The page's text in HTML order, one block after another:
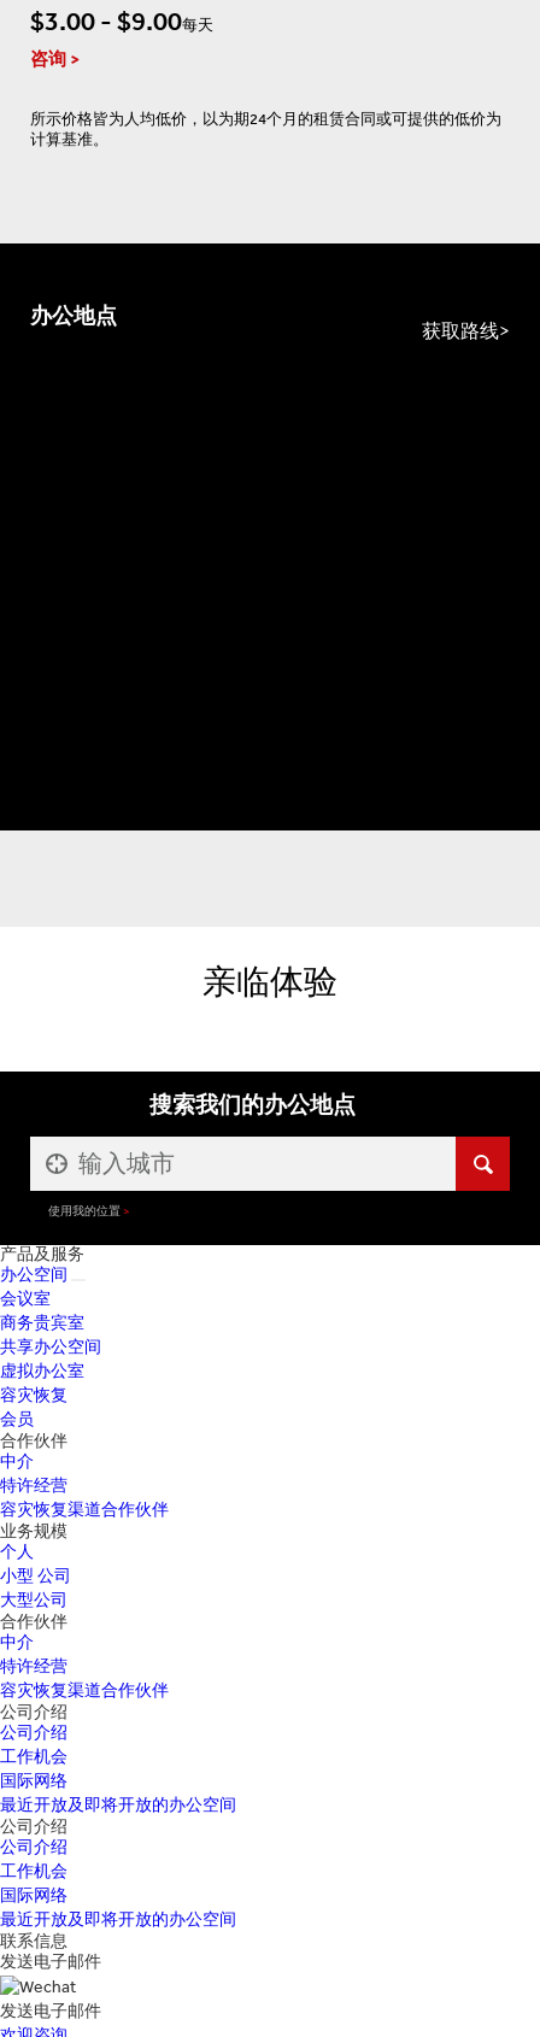
$3.00 - $9.00每天
咨询
所示价格皆为人均低价，以为期24个月的租赁合同或可提供的低价为
计算基准。
办公地点
获取路线
亲临体验
搜索我们的办公地点
使用我的位置
产品及服务
办公空间
会议室
商务贵宾室
共享办公空间
虚拟办公室
容灾恢复
会员
合作伙伴
中介
特许经营
容灾恢复渠道合作伙伴
业务规模
个人
小型 公司
大型公司
合作伙伴
中介
特许经营
容灾恢复渠道合作伙伴
公司介绍
公司介绍
工作机会
国际网络
最近开放及即将开放的办公空间
公司介绍
公司介绍
工作机会
国际网络
最近开放及即将开放的办公空间
联系信息
发送电子邮件
发送电子邮件